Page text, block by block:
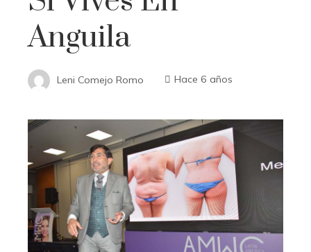
Anguila
Leni Comejo Romo Hace 6 años